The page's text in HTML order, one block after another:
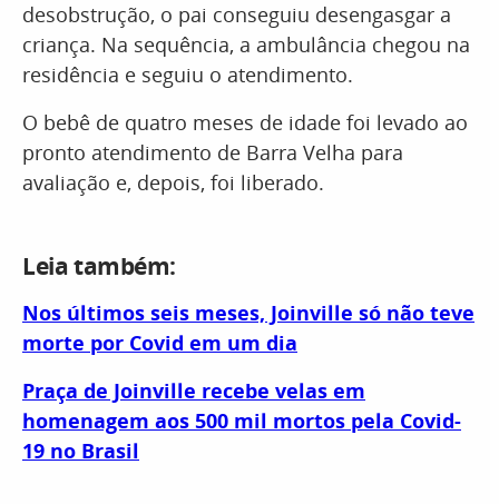
desobstrução, o pai conseguiu desengasgar a
criança. Na sequência, a ambulância chegou na
residência e seguiu o atendimento.
O bebê de quatro meses de idade foi levado ao
pronto atendimento de Barra Velha para
avaliação e, depois, foi liberado.
Leia também:
Nos últimos seis meses, Joinville só não teve
morte por Covid em um dia
Praça de Joinville recebe velas em
homenagem aos 500 mil mortos pela Covid-
19 no Brasil